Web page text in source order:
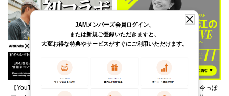
【YouTube】ARKnetsコラボ！028
柄ワンピースは夏の切り札、今っぽ
JAMメンバーズ会員ログイン、
または新規ご登録いただきますと、
大変お得な特典やサービスがすぐにご利用いただけます。